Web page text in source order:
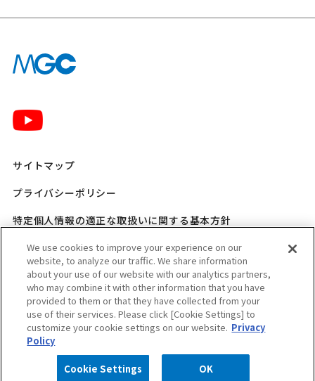
サイトマップ
プライバシーポリシー
特定個人情報の適正な取扱いに関する基本方針
三菱ガス化学 SNSポリシー
ご利用規程
ウェブアクセシビリティ方針
適格請求書発行事業者登録番号のお知らせ
Copyright © MITSUBISHI GAS CHEMICAL COMPANY, INC. All rights reserved.
We use cookies to improve your experience on our
website, to analyze our traffic. We share information
about your use of our website with our analytics partners,
who may combine it with other information that you have
provided to them or that they have collected from your
use of their services. Please click [Cookie Settings] to
customize your cookie settings on our website. Privacy
Policy
Cookie Settings OK